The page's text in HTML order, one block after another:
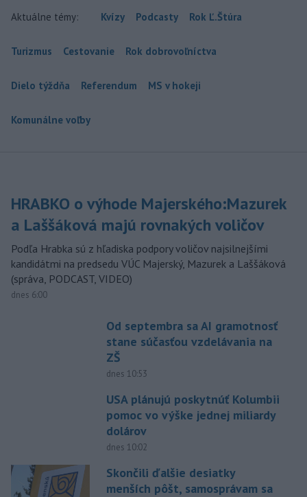
Aktuálne témy: Kvízy Podcasty Rok Ľ.Štúra
Turizmus Cestovanie Rok dobrovoľníctva
Dielo týždňa Referendum MS v hokeji
Komunálne voľby
HRABKO o výhode Majerského:Mazurek
a Laššáková majú rovnakých voličov
Podľa Hrabka sú z hľadiska podpory voličov najsilnejšími
kandidátmi na predsedu VÚC Majerský, Mazurek a Laššáková
(správa, PODCAST, VIDEO)
dnes 6:00
Od septembra sa AI gramotnosť
stane súčasťou vzdelávania na
ZŠ
dnes 10:53
USA plánujú poskytnúť Kolumbii
pomoc vo výške jednej miliardy
dolárov
dnes 10:02
Skončili ďalšie desiatky
menších pôšt, samosprávam sa